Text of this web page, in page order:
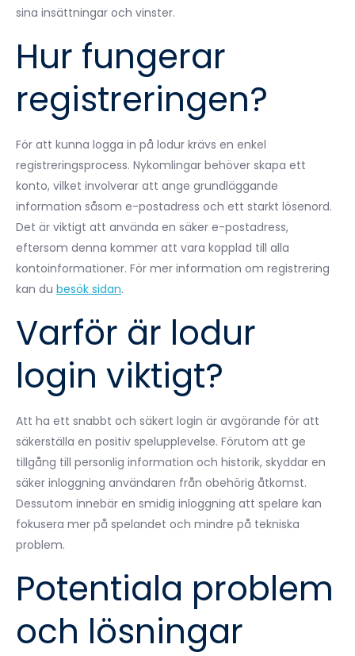
sina insättningar och vinster.
Hur fungerar
registreringen?
För att kunna logga in på lodur krävs en enkel
registreringsprocess. Nykomlingar behöver skapa ett
konto, vilket involverar att ange grundläggande
information såsom e-postadress och ett starkt lösenord.
Det är viktigt att använda en säker e-postadress,
eftersom denna kommer att vara kopplad till alla
kontoinformationer. För mer information om registrering
kan du besök sidan.
Varför är lodur
login viktigt?
Att ha ett snabbt och säkert login är avgörande för att
säkerställa en positiv spelupplevelse. Förutom att ge
tillgång till personlig information och historik, skyddar en
säker inloggning användaren från obehörig åtkomst.
Dessutom innebär en smidig inloggning att spelare kan
fokusera mer på spelandet och mindre på tekniska
problem.
Potentiala problem
och lösningar